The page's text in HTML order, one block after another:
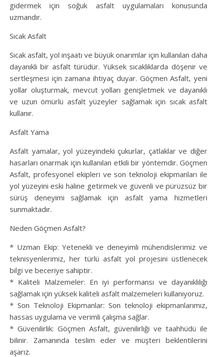
gidermek için soğuk asfalt uygulamaları konusunda
uzmandır.
Sıcak Asfalt
Sıcak asfalt, yol inşaatı ve büyük onarımlar için kullanılan daha
dayanıklı bir asfalt türüdür. Yüksek sıcaklıklarda döşenir ve
sertleşmesi için zamana ihtiyaç duyar. Göçmen Asfalt, yeni
yollar oluşturmak, mevcut yolları genişletmek ve dayanıklı
ve uzun ömürlü asfalt yüzeyler sağlamak için sıcak asfalt
kullanır.
Asfalt Yama
Asfalt yamalar, yol yüzeyindeki çukurlar, çatlaklar ve diğer
hasarları onarmak için kullanılan etkili bir yöntemdir. Göçmen
Asfalt, profesyonel ekipleri ve son teknoloji ekipmanları ile
yol yüzeyini eski haline getirmek ve güvenli ve pürüzsüz bir
sürüş deneyimi sağlamak için asfalt yama hizmetleri
sunmaktadır.
Neden Göçmen Asfalt?
* Uzman Ekip: Yetenekli ve deneyimli mühendislerimiz ve
teknisyenlerimiz, her türlü asfalt yol projesini üstlenecek
bilgi ve beceriye sahiptir.
* Kaliteli Malzemeler: En iyi performansı ve dayanıklılığı
sağlamak için yüksek kaliteli asfalt malzemeleri kullanıyoruz.
* Son Teknoloji Ekipmanlar: Son teknoloji ekipmanlarımız,
hassas uygulama ve verimli çalışma sağlar.
* Güvenilirlik: Göçmen Asfalt, güvenilirliği ve taahhüdü ile
bilinir. Zamanında teslim eder ve müşteri beklentilerini
aşarız.